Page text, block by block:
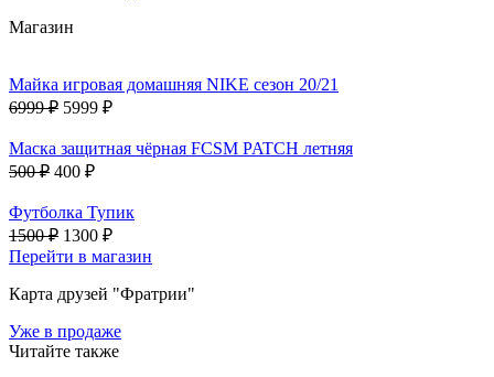
Магазин
Майка игровая домашняя NIKE сезон 20/21
6999 ₽ 5999 ₽
Маска защитная чёрная FCSM PATCH летняя
500 ₽ 400 ₽
Футболка Тупик
1500 ₽ 1300 ₽
Перейти в магазин
Карта друзей "Фратрии"
Уже в продаже
Читайте также